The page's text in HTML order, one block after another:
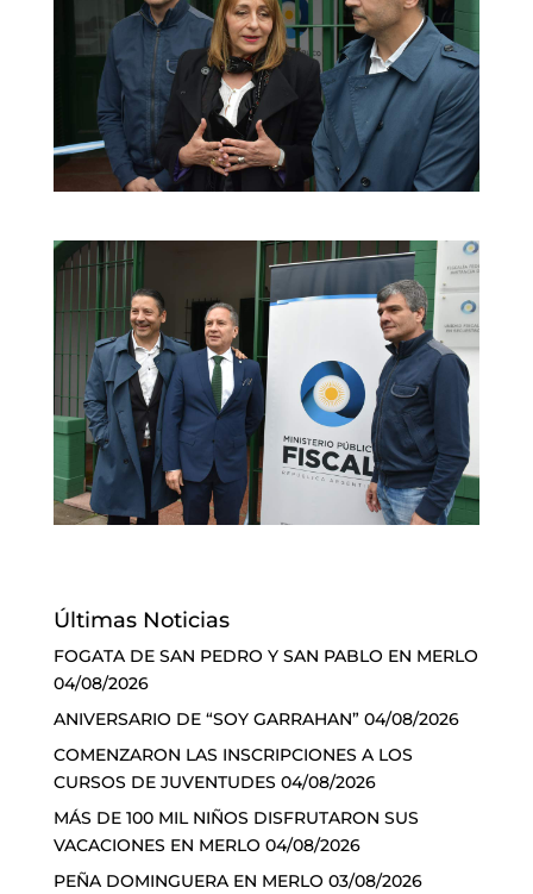
Últimas Noticias
FOGATA DE SAN PEDRO Y SAN PABLO EN MERLO
04/08/2026
ANIVERSARIO DE “SOY GARRAHAN” 04/08/2026
COMENZARON LAS INSCRIPCIONES A LOS
CURSOS DE JUVENTUDES 04/08/2026
MÁS DE 100 MIL NIÑOS DISFRUTARON SUS
VACACIONES EN MERLO 04/08/2026
PEÑA DOMINGUERA EN MERLO 03/08/2026